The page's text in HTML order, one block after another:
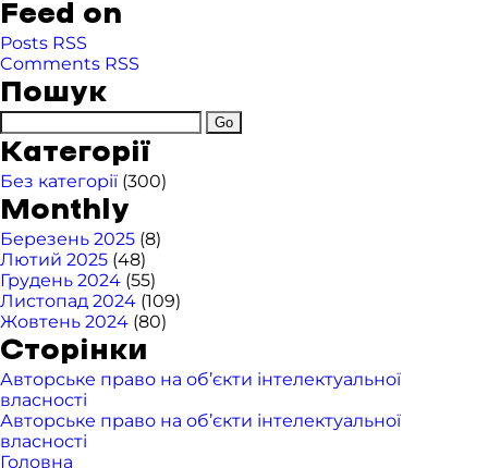
Feed on
Posts RSS
Comments RSS
Пошук
Категорії
Без категорії (300)
Monthly
Березень 2025 (8)
Лютий 2025 (48)
Грудень 2024 (55)
Листопад 2024 (109)
Жовтень 2024 (80)
Сторінки
Авторське право на об’єкти інтелектуальної
власності
Авторське право на об’єкти інтелектуальної
власності
Головна